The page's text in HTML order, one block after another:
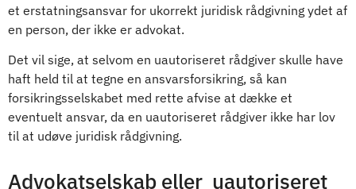
et erstatningsansvar for ukorrekt juridisk rådgivning ydet af
en person, der ikke er advokat.
Det vil sige, at selvom en uautoriseret rådgiver skulle have
haft held til at tegne en ansvarsforsikring, så kan
forsikringsselskabet med rette afvise at dække et
eventuelt ansvar, da en uautoriseret rådgiver ikke har lov
til at udøve juridisk rådgivning.
Advokatselskab eller uautoriseret